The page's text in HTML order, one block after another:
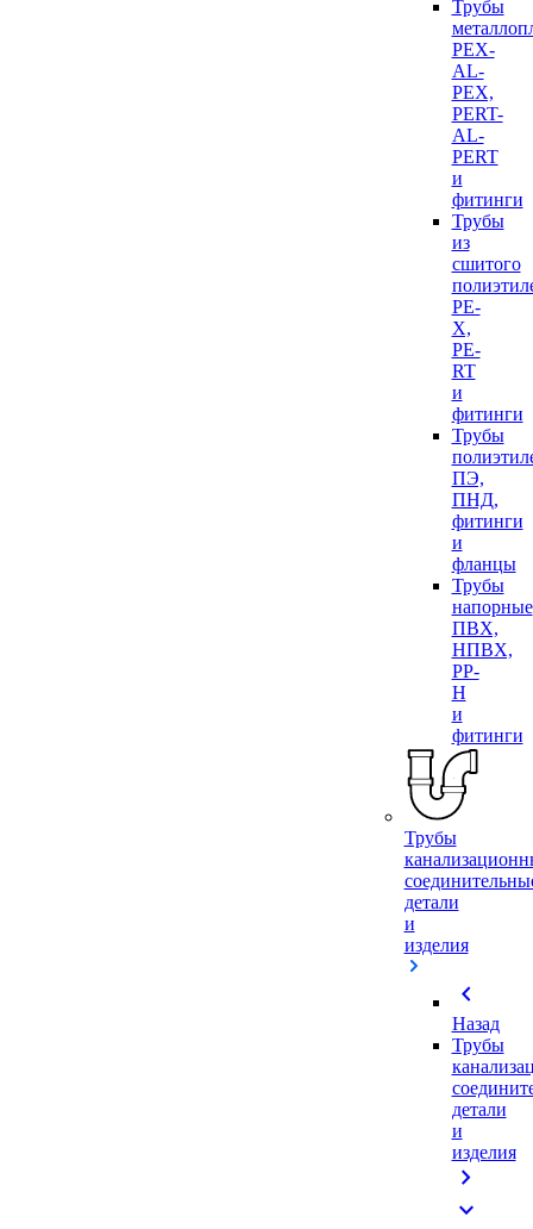
Трубы
PEX-
AL-
PEX,
PERT-
AL-
PERT
и
фитинги
Трубы
из
сшитого
PE-
X,
PE-
RT
и
фитинги
Трубы
ПЭ,
ПНД,
фитинги
и
фланцы
Трубы
напорные
ПВХ,
НПВХ,
PP-
H
и
фитинги
Трубы
детали
и
изделия
chevron_left
Назад
Трубы
детали
и
изделия
chevron_right
expand_more